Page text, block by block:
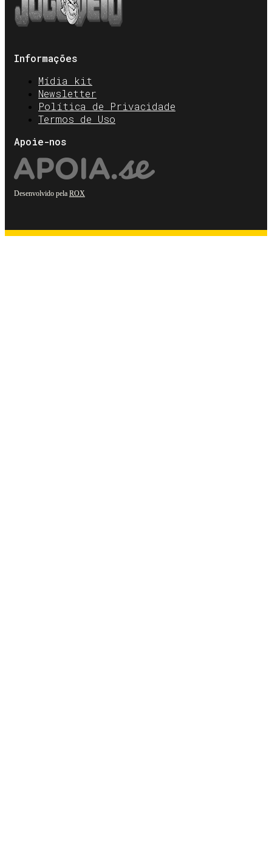
Informações
Mídia kit
Newsletter
Política de Privacidade
Termos de Uso
Apoie-nos
Desenvolvido pela ROX